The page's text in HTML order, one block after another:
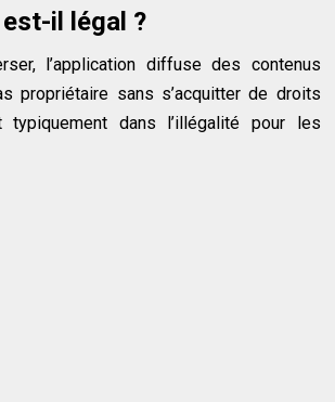
il légal ?
l’application diffuse des contenus
propriétaire sans s’acquitter de droits
typiquement dans l’illégalité pour les